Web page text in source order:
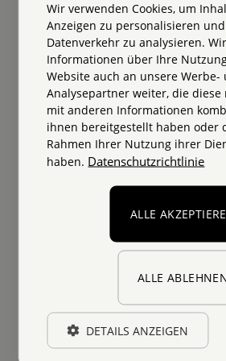
Suche
Status
Offen für Arbeit
Online Präsenz
Silke Frodeno
Als Architektin und
Führungspositionen,
herausfordernden
Zwischen
Mitarbeitenden pass
und die eigenen
und erfolgreich zu
Wertearbeit
Emotionale Intelligenz
Führungskräfteentwicklung
Offen für Arbeit
Cornelia Paul
& Expertin für
emotional
Wir verwenden Cookies, um
Anzeigen zu personalisieren
Datenverkehr zu analysieren.
Informationen über Ihre
Website auch an unsere Werbe-
Analysepartner weiter, die diese
mit anderen Informationen
ihnen bereitgestellt haben oder
Rahmen Ihrer Nutzung ihrer
haben. Datenschutzrichtlinie
ALLE
ALLE
DETAILS ANZEIGEN